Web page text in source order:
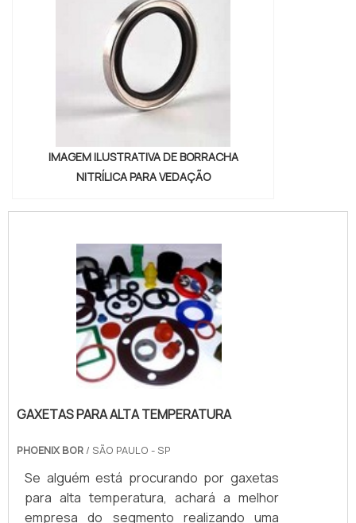
IMAGEM ILUSTRATIVA DE BORRACHA
NITRÍLICA PARA VEDAÇÃO
GAXETAS PARA ALTA TEMPERATURA
PHOENIX BOR / SÃO PAULO - SP
Se alguém está procurando por gaxetas
para alta temperatura, achará a melhor
empresa do segmento realizando uma